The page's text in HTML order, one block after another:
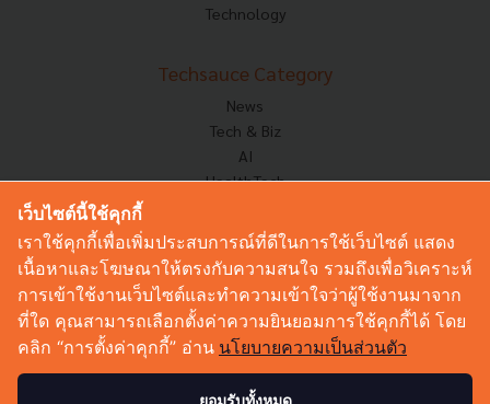
Technology
Techsauce Category
News
Tech & Biz
AI
HealthTech
Corp Innov
Saucy Thoughts
Sustainable
Videos
Podcast
เว็บไซต์นี้ใช้คุกกี้
เราใช้คุกกี้เพื่อเพิ่มประสบการณ์ที่ดีในการใช้เว็บไซต์ แสดง
เนื้อหาและโฆษณาให้ตรงกับความสนใจ รวมถึงเพื่อวิเคราะห์
การเข้าใช้งานเว็บไซต์และทำความเข้าใจว่าผู้ใช้งานมาจาก
ที่ใด คุณสามารถเลือกตั้งค่าความยินยอมการใช้คุกกี้ได้ โดย
คลิก “การตั้งค่าคุกกี้” อ่าน นโยบายความเป็นส่วนตัว
ยอมรับทั้งหมด